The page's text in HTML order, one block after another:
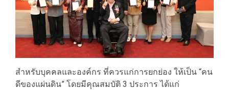
สำหรับบุคคลและองค์กร ที่ควรแก่การยกย่อง ให้เป็น “คน
ดีของแผ่นดิน” โดยมีคุณสมบัติ 3 ประการ ได้แก่